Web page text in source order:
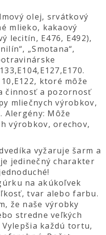
olej, srvátkový
mlieko, kakaový
lecitín, E476, E492),
„Smotana“,
ktoré môže
činnosť a pozornosť
mliečnych výrobkov,
Alergény: Môže
výrobkov, orechov,
vyžaruje šarm a
jedinečný charakter
na akúkoľvek
tvar alebo farbu.
že naše výrobky
stredne veľkých
každú tortu,